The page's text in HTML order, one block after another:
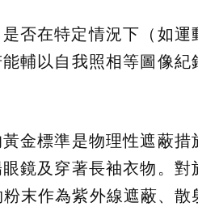
否在特定情況下（如運
輔以自我照相等圖像紀
金標準是物理性遮蔽措
鏡及穿著長袖衣物。對
末作為紫外線遮蔽、散